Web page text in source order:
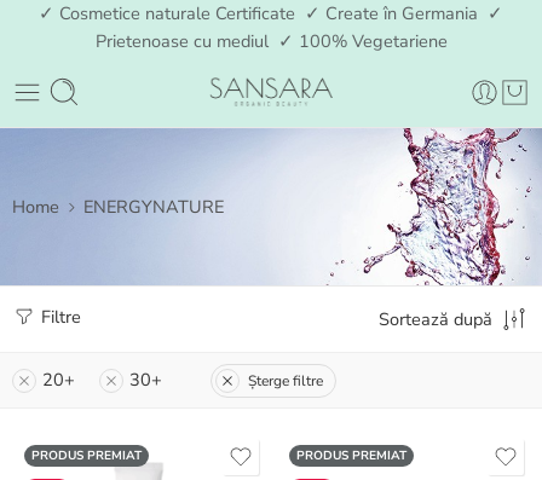
✓ Cosmetice naturale Certificate ✓ Create în Germania ✓
Prietenoase cu mediul ✓ 100% Vegetariene
Home ENERGYNATURE
Filtre Sortează după
20+ 30+ Șterge filtre
PRODUS PREMIAT
PRODUS PREMIAT